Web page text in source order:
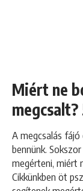
Miért ne
A megcsalás
bennünk.
megérteni, miért
Cikkünkben öt